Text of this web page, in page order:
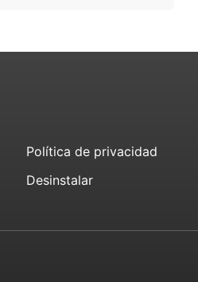
Política de privacidad
Desinstalar